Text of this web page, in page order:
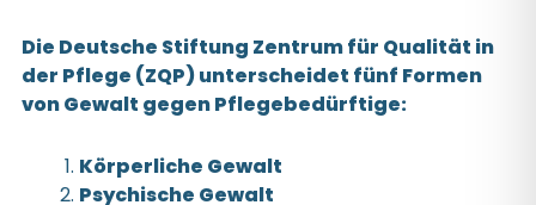
Die Deutsche Stiftung Zentrum für Qualität in
der Pflege (ZQP) unterscheidet fünf Formen
von Gewalt gegen Pflegebedürftige:
Körperliche Gewalt
Psychische Gewalt